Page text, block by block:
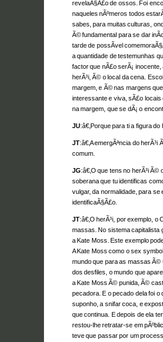
revelaÃ§Ã£o de ossos. Foi
naqueles nÃºmeros todos
sabes, para muitas culturas,
Ã© fundamental para se dar
tarde de possÃ­vel
a quantidade de testemunhas
factor que nÃ£o serÃ¡
herÃ³i, Ã© o local da cena.
margem, e Ã© nas margens
interessante e viva, sÃ£o
na margem, que se dÃ¡ o
JU:â€‚Porque para ti a figura
JT:â€‚A emergÃªncia do
comum.
JG:â€‚O que tens no herÃ³i
soberana que tu identificas
vulgar, da normalidade, para
identificaÃ§Ã£o.
JT:â€‚O herÃ³i, por exemplo,
massas. No sistema capitalista
a Kate Moss. Este exemplo
A Kate Moss como o sex
mundo que para as massas Ã©
dos desfiles, o mundo que
a Kate Moss Ã© punida, Ã©
pecadora. E o pecado dela foi o
suponho, a snifar coca, e
que continua. E depois de ela
restou-lhe retratar-se em
teve que passar por um